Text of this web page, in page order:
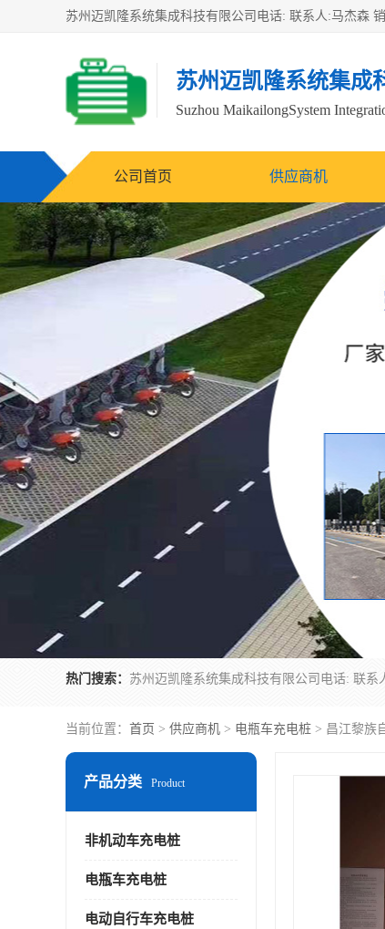
苏州迈凯隆系统集成
Suzhou MaikailongSystem
公司首页 供应商机
热门搜索：
当前位置： 首页 > 供应商机 > 电瓶车充电桩 > 昌江黎族
产品分类 Product
非机动车充电桩
电瓶车充电桩
电动自行车充电桩